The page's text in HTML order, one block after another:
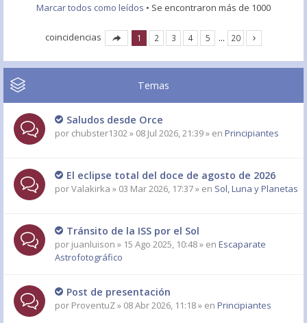
Marcar todos como leídos • Se encontraron más de 1000
coincidencias 1 2 3 4 5 … 20
Temas
Saludos desde Orce
por chubster1302» 08 Jul 2026, 21:39 » en Principiantes
El eclipse total del doce de agosto de 2026
porValakirka » 03 Mar 2026, 17:37 » en Sol, Luna y Planetas
Tránsito de la ISS por el Sol
por juanluison » 15 Ago 2025, 10:48 » en Escaparate
Astrofotográfico
Post de presentación
por ProventuZ» 08 Abr 2026, 11:18 » en Principiantes